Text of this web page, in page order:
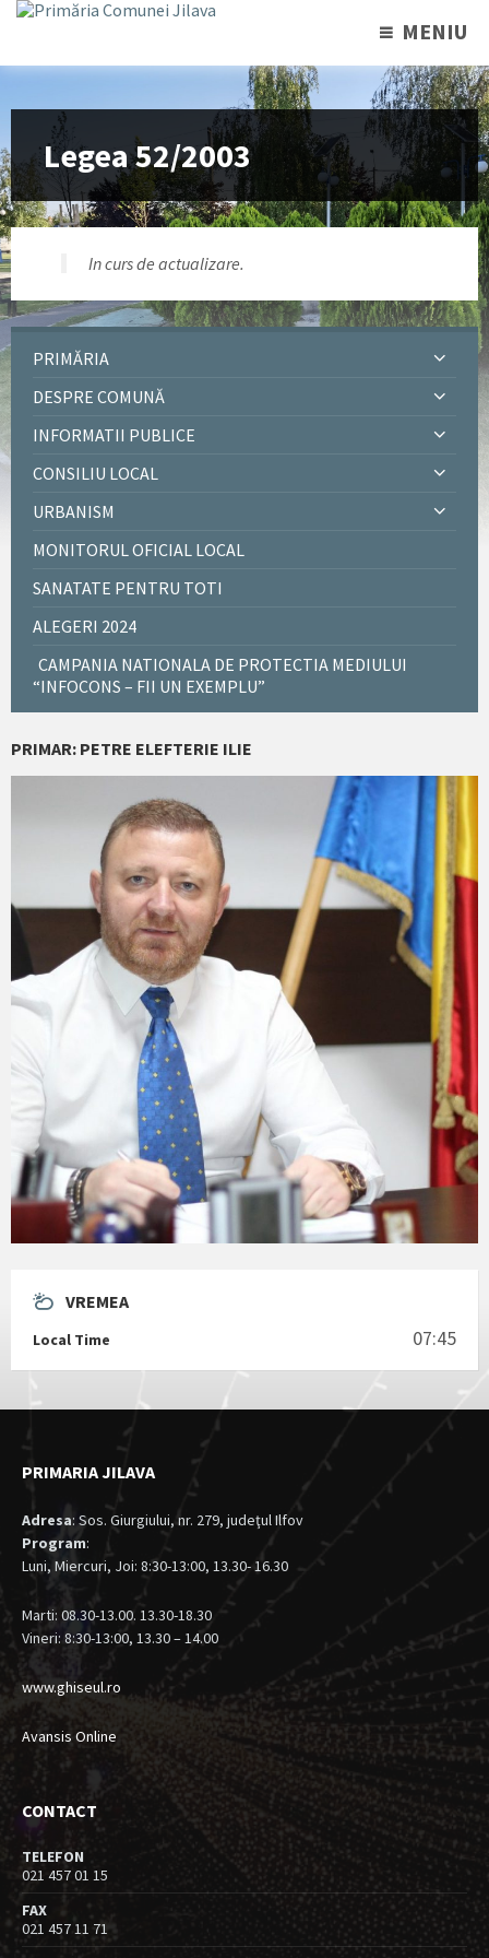
MENIU
Legea 52/2003
In curs de actualizare.
PRIMĂRIA
DESPRE COMUNĂ
INFORMATII PUBLICE
CONSILIU LOCAL
URBANISM
MONITORUL OFICIAL LOCAL
SANATATE PENTRU TOTI
ALEGERI 2024
CAMPANIA NATIONALA DE PROTECTIA MEDIULUI
“INFOCONS – FII UN EXEMPLU”
PRIMAR: PETRE ELEFTERIE ILIE
VREMEA
Local Time 07:45
PRIMARIA JILAVA
Adresa: Sos. Giurgiului, nr. 279, judeţul Ilfov
Program:
Luni, Miercuri, Joi: 8:30-13:00, 13.30- 16.30
Marti: 08.30-13.00. 13.30-18.30
Vineri: 8:30-13:00, 13.30 – 14.00
www.ghiseul.ro
Avansis Online
CONTACT
TELEFON
021 457 01 15
FAX
021 457 11 71